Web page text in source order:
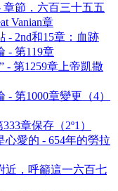
節，六百三十五五
Vanian章
- 2nd和15章：血跡
- 第119章
- 第1259章上帝凱撒
第1000章變更（4）
章保存（2º1）
愛的 - 654年的勞拉
近，呼籲這一六百七